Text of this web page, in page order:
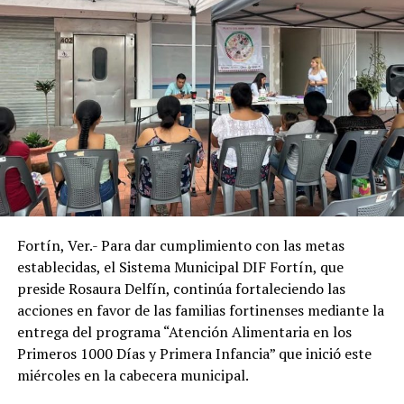
lo que este programa les permitió acceder de manera
gratuita a un instrumento indispensable para sus
actividades diarias.
Con estas acciones, el Sistema Municipal DIF de
Amatlán de los Reyes reafirmó su compromiso de
trabajar en favor de los sectores más vulnerables del
municipio, acercando programas de asistencia social que
contribuyan a mejorar la salud, la inclusión y la calidad
de vida de la población.
Fortín, Ver.- Para dar cumplimiento con las metas
establecidas, el Sistema Municipal DIF Fortín, que
preside Rosaura Delfín, continúa fortaleciendo las
acciones en favor de las familias fortinenses mediante la
entrega del programa “Atención Alimentaria en los
Primeros 1000 Días y Primera Infancia” que inició este
miércoles en la cabecera municipal.